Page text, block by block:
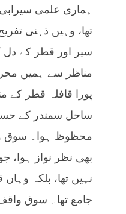
ہماری علمی
تھا، وہیں ذہنی
سیر اور قطر کے
مناظر سے ہمیں
پورا قافلہ قطر کے
ساحل سمندر کے
محظوظ ہوا۔ سوق
بھی نظر نواز ہوا،
نہیں تھا، بلکہ
جامع تھا۔ سوق